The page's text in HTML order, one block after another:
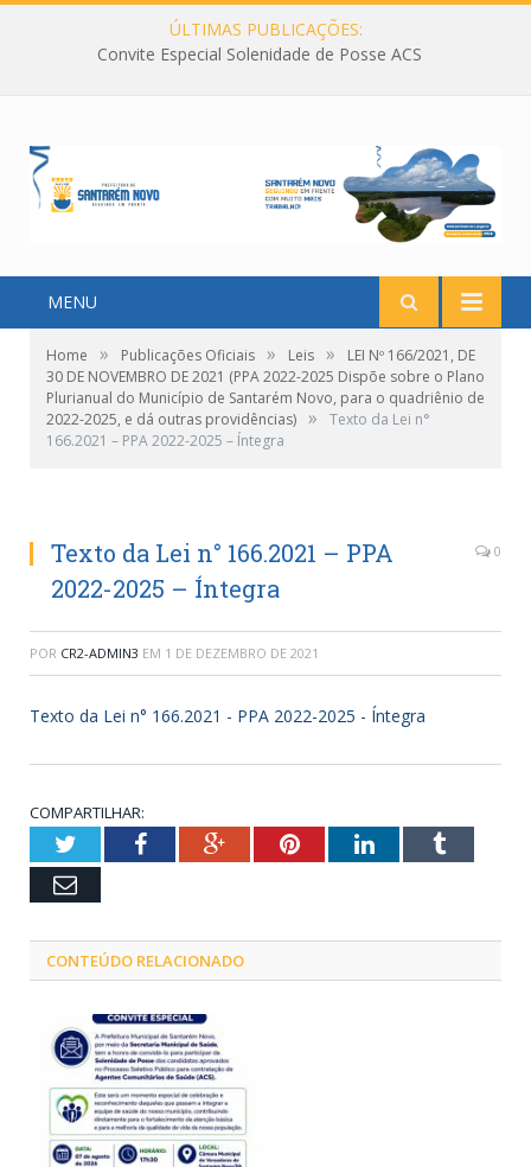
ÚLTIMAS PUBLICAÇÕES:
Convite Especial Solenidade de Posse ACS
MENU
Home » Publicações Oficiais » Leis »
LEI Nº 166/2021, DE
30 DE NOVEMBRO DE 2021 (PPA 2022-2025 Dispõe sobre o Plano
Plurianual do Município de Santarém Novo, para o quadriênio de
2022-2025, e dá outras providências) »
Texto da Lei n°
166.2021 – PPA 2022-2025 – Íntegra
Texto da Lei n° 166.2021 – PPA
2022-2025 – Íntegra
0
POR CR2-ADMIN3 EM 1 DE DEZEMBRO DE 2021
Texto da Lei n° 166.2021 - PPA 2022-2025 - Íntegra
COMPARTILHAR:
TwitterFacebookGoogle+PinterestLinkedInTumblr
Email
CONTEÚDO RELACIONADO